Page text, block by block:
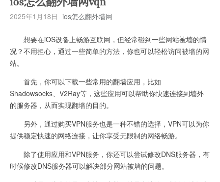
2025年1月18日 ios怎么翻外墙网
想要在iOS设备上畅游互联网，但经常碰到一些网站被墙的情
况？不用担心，通过一些简单的方法，你也可以轻松访问被墙的网
站。
首先，你可以下载一些常用的翻墙应用，比如
Shadowsocks、V2Ray等，这些应用可以帮助你快速连接到墙外
的服务器，从而实现翻墙的目的。
另外，通过购买VPN服务也是一种不错的选择，VPN可以为你
提供稳定快速的网络连接，让你享受无限制的网络畅游。
除了使用应用和VPN服务，你还可以尝试修改DNS服务器，有
时候修改DNS服务器可以解决部分网站被墙的问题。